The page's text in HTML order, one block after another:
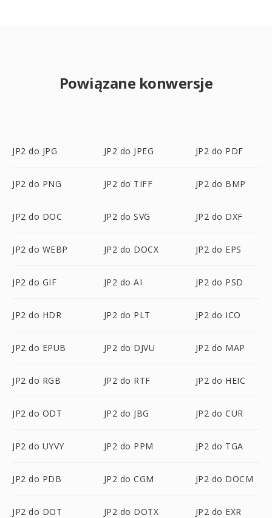
Powiązane konwersje
JP2 do JPG JP2 do JPEG JP2 do PDF
JP2 do PNG JP2 do TIFF JP2 do BMP
JP2 do DOC JP2 do SVG JP2 do DXF
JP2 do WEBP JP2 do DOCX JP2 do EPS
JP2 do GIF JP2 do AI JP2 do PSD
JP2 do HDR JP2 do PLT JP2 do ICO
JP2 do EPUB JP2 do DJVU JP2 do MAP
JP2 do RGB JP2 do RTF JP2 do HEIC
JP2 do ODT JP2 do JBG JP2 do CUR
JP2 do UYVY JP2 do PPM JP2 do TGA
JP2 do PDB JP2 do CGM JP2 do DOCM
JP2 do DOT JP2 do DOTX JP2 do EXR